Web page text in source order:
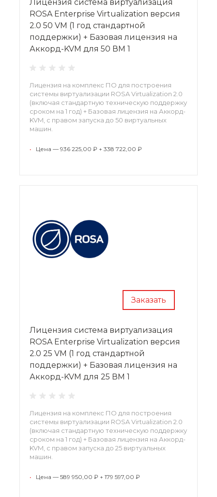
Лицензия система виртуализация
ROSA Enterprise Virtualization версия
2.0 50 VM (1 год стандартной
поддержки) + Базовая лицензия на
Аккорд-KVM для 50 ВМ 1
Лицензия на комплекс ПО для построения
системы виртуализации ROSA Virtualization 2.0
(включая стандартную техническую поддержку
сроком на 1 год) + Базовая лицензия на Аккорд-
KVM, с правом запуска до 50 виртуальных
машин.
• Цена — 936 225,00 ₽ + 338 722,00 ₽
Заказать
Лицензия система виртуализация
ROSA Enterprise Virtualization версия
2.0 25 VM (1 год стандартной
поддержки) + Базовая лицензия на
Аккорд-KVM для 25 ВМ 1
Лицензия на комплекс ПО для построения
системы виртуализации ROSA Virtualization 2.0
(включая стандартную техническую поддержку
сроком на 1 год) + Базовая лицензия на Аккорд-
KVM, с правом запуска до 25 виртуальных
машин.
• Цена — 589 950,00 ₽ + 179 597,00 ₽